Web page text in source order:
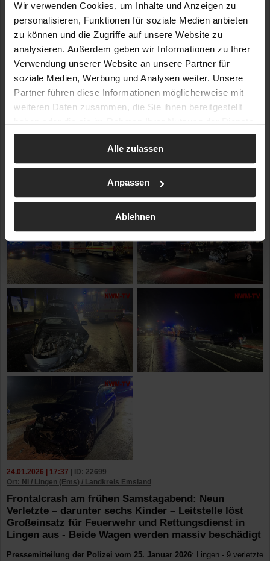
Wir verwenden Cookies, um Inhalte und Anzeigen zu
personalisieren, Funktionen für soziale Medien anbieten
zu können und die Zugriffe auf unsere Website zu
analysieren. Außerdem geben wir Informationen zu Ihrer
Verwendung unserer Website an unsere Partner für
soziale Medien, Werbung und Analysen weiter. Unsere
Partner führen diese Informationen möglicherweise mit
weiteren Daten zusammen, die Sie ihnen bereitgestellt
gesammelt haben.
Alle zulassen
Anpassen
Ablehnen
24.01.2026 | 17:37 | ID: 22699
Ort: NI / Lingen (Ems) / Landkreis Emsland
Frontalcrash am frühen Samstagabend: Neun
Verletzte – darunter sechs Kinder – Leitstelle löst
Großeinsatz für Feuerwehr und Rettungsdienst in
Lingen aus - Beide Wagen werden massiv beschädigt
Pressemitteilung der Polizei vom 25. Januar 2026: Lingen - 9 verletzte